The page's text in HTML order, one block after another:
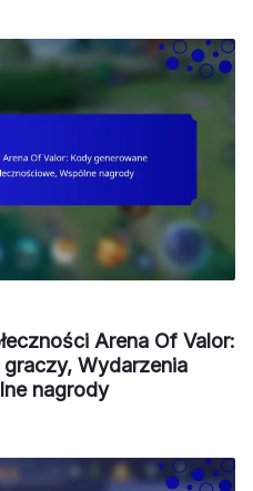
Arena Of Valor:
Wydarzenia
nagrody